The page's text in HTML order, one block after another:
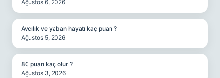
Ağustos 6, 2026
Avcılık ve yaban hayatı kaç puan ?
Ağustos 5, 2026
80 puan kaç olur ?
Ağustos 3, 2026